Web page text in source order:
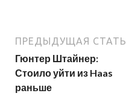
ПРЕДЫДУЩАЯ
Гюнтер Штайнер:
Стоило уйти из Haas
раньше